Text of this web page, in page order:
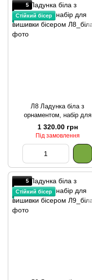
5
Стійкий бісер
Л8 Ладунка біла з
орнаментом, набір для
вишивки бісером
1 320.00 грн
Під замовлення
5
Стійкий бісер